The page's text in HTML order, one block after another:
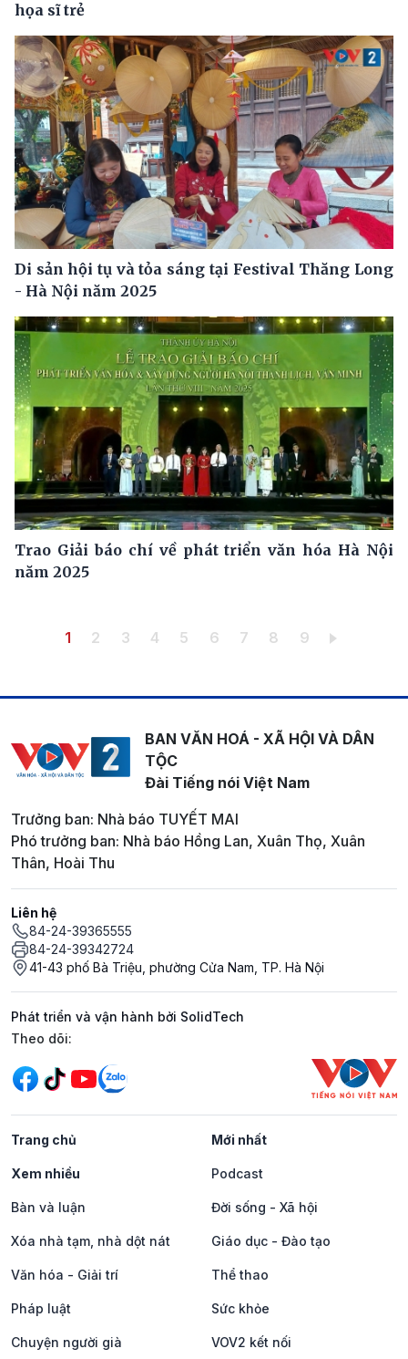
họa sĩ trẻ
Di sản hội tụ và tỏa sáng tại Festival Thăng Long
- Hà Nội năm 2025
Trao Giải báo chí về phát triển văn hóa Hà Nội
năm 2025
Pagination
Trang hiện thời
1 Trang
2 Trang
3 Trang
4 Trang
5 Trang
6 Trang
7 Trang
8 Trang
9
BAN VĂN HOÁ - XÃ HỘI VÀ DÂN
TỘC
Đài Tiếng nói Việt Nam
Trưởng ban: Nhà báo TUYẾT MAI
Phó trưởng ban: Nhà báo Hồng Lan, Xuân Thọ, Xuân
Thân, Hoài Thu
Liên hệ
84-24-39365555
84-24-39342724
41-43 phố Bà Triệu, phường Cửa Nam, TP. Hà Nội
Phát triển và vận hành bởi SolidTech
Mạng xã hội
Theo dõi:
Trang chủ Mới nhất
Xem nhiều Podcast
Bàn và luận Đời sống - Xã hội
Xóa nhà tạm, nhà dột nát Giáo dục - Đào tạo
Văn hóa - Giải trí Thể thao
Pháp luật Sức khỏe
Chuyện người già VOV2 kết nối